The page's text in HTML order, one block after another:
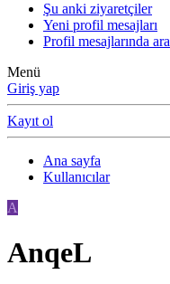
Şu anki ziyaretçiler
Yeni profil mesajları
Profil mesajlarında ara
Menü
Giriş yap
Kayıt ol
Ana sayfa
Kullanıcılar
A
AnqeL